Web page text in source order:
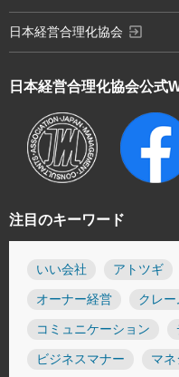
注目のキーワード
いい会社 アトツギ
オーナー経営 クレ
コミュニケーション
ビジネスマナー マネ
日本経営合理化協会公式
日本経営合理化協会 exit_to_app